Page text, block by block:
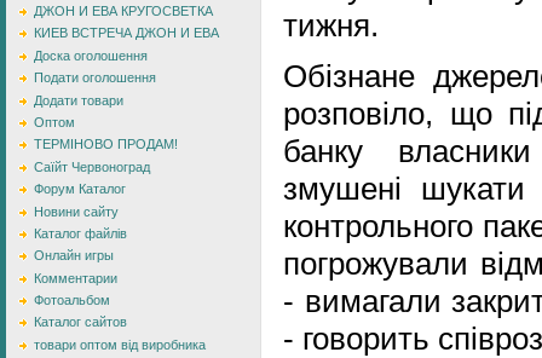
ДЖОН И ЕВА КРУГОСВЕТКА
КИЕВ ВСТРЕЧА ДЖОН И ЕВА
Доска оголошення
Подати оголошення
Додати товари
Оптом
ТЕРМІНОВО ПРОДАМ!
Саїйт Червоноград
Форум Каталог
Новини сайту
Каталог файлів
Онлайн игры
Комментарии
Фотоальбом
Каталог сайтов
товари оптом від виробника
тижня.
Обізнане
розповіло, що
банку
змушені шукати
контрольного
погрожували
- вимагали
- говорить